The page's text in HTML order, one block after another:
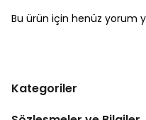
Bu ürün için henüz yorum
Kategoriler